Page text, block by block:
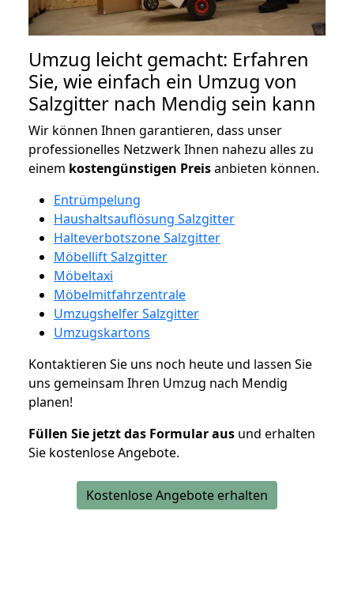
Umzug leicht gemacht: Erfahren
Sie, wie einfach ein Umzug von
Salzgitter nach Mendig sein kann
Wir können Ihnen garantieren, dass unser
professionelles Netzwerk Ihnen nahezu alles zu
einem kostengünstigen Preisanbieten können.
Entrümpelung
Haushaltsauflösung Salzgitter
Halteverbotszone Salzgitter
Möbellift Salzgitter
Möbeltaxi
Möbelmitfahrzentrale
Umzugshelfer Salzgitter
Umzugskartons
Kontaktieren Sie uns noch heute und lassen Sie
uns gemeinsam Ihren Umzug nach Mendig
planen!
Füllen Sie jetzt das Formular aus und erhalten
Sie kostenlose Angebote.
Kostenlose Angebote erhalten